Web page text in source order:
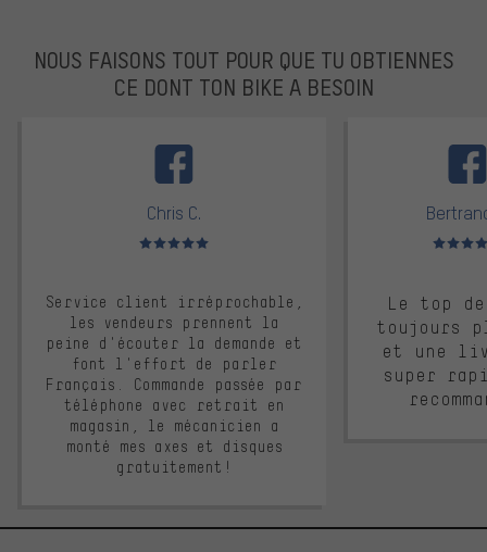
NOUS FAISONS TOUT POUR QUE TU OBTIENNES
CE DONT TON BIKE A BESOIN
Chris C.
Note moyenne : 5 sur 5
Service client irréprochable,
les vendeurs prennent la
peine d'écouter la demande et
font l'effort de parler
Français. Commande passée par
téléphone avec retrait en
magasin, le mécanicien a
monté mes axes et disques
gratuitement!
Note
Le top
toujours
et une
super